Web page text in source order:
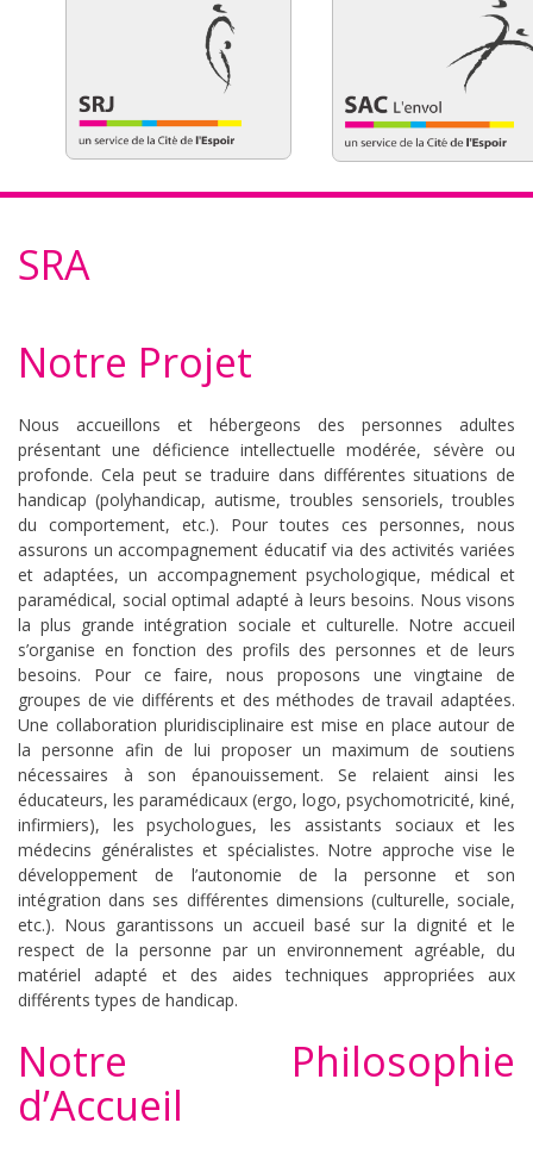
SRA
Notre Projet
Nous accueillons et hébergeons des personnes adultes
présentant une déficience intellectuelle modérée, sévère ou
profonde. Cela peut se traduire dans différentes situations de
handicap (polyhandicap, autisme, troubles sensoriels, troubles
du comportement, etc.). Pour toutes ces personnes, nous
assurons un accompagnement éducatif via des activités variées
et adaptées, un accompagnement psychologique, médical et
paramédical, social optimal adapté à leurs besoins. Nous visons
la plus grande intégration sociale et culturelle. Notre accueil
s’organise en fonction des profils des personnes et de leurs
besoins. Pour ce faire, nous proposons une vingtaine de
groupes de vie différents et des méthodes de travail adaptées.
Une collaboration pluridisciplinaire est mise en place autour de
la personne afin de lui proposer un maximum de soutiens
nécessaires à son épanouissement. Se relaient ainsi les
éducateurs, les paramédicaux (ergo, logo, psychomotricité, kiné,
infirmiers), les psychologues, les assistants sociaux et les
médecins généralistes et spécialistes. Notre approche vise le
développement de l’autonomie de la personne et son
intégration dans ses différentes dimensions (culturelle, sociale,
etc.). Nous garantissons un accueil basé sur la dignité et le
respect de la personne par un environnement agréable, du
matériel adapté et des aides techniques appropriées aux
différents types de handicap.
Notre Philosophie
d’Accueil